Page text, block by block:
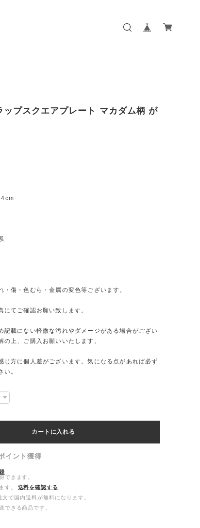
プスクエアプレート マカダム柄 が
・傷・色むら・金属の変色等ございます。
てご確認お願い致します。
記載にない軽微な汚れやダメージがある場合がござい
の上、ご購入お願いいたします。
じ方に個人差がございます。気になる点があれば必ず
い。
カートに入れる
イント 獲得
できます。
す。
送料を確認する
で国内送料が無料になります。
きる商品です。